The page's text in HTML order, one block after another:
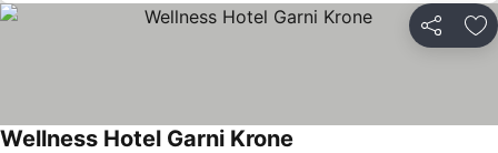
Partilhar
Wellness Hotel Garni Krone